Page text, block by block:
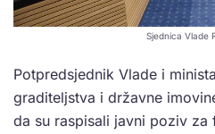
Sjednica Vlade
Potpredsjednik Vlade i
graditeljstva i državne
da su raspisali javni poziv za